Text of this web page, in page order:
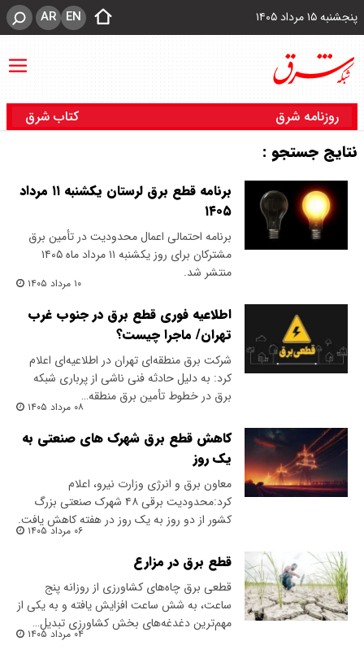
پنجشنبه ۱۵ مرداد ۱۴۰۵ EN
AR
روزنامه شرق کتاب شرق
نتایج جستجو :
برنامه قطع برق لرستان یکشنبه ۱۱ مرداد
۱۴۰۵
برنامه احتمالی اعمال محدودیت در تأمین برق
مشترکان برای روز یکشنبه ۱۱ مرداد ماه ۱۴۰۵
منتشر شد.
۱۰ مرداد ۱۴۰۵
اطلاعیه فوری قطع برق در جنوب غرب
تهران/ ماجرا چیست؟
شرکت برق منطقه‌ای تهران در اطلاعیه‌ای اعلام
کرد: به دلیل حادثه فنی ناشی از پرباری شبکه
برق در خطوط تأمین برق منطقه…
۰۸ مرداد ۱۴۰۵
کاهش قطع برق شهرک های صنعتی به
یک روز
معاون برق و انرژی وزارت نیرو، اعلام
کرد:محدودیت برقی ۴۸ شهرک صنعتی بزرگ
کشور از دو روز به یک روز در هفته کاهش یافت.
۰۶ مرداد ۱۴۰۵
قطع برق در مزارع
قطعی برق چاه‌های کشاورزی از روزانه پنج
ساعت، به شش ساعت افزایش یافته و به یکی از
مهم‌ترین دغدغه‌های بخش کشاورزی تبدیل…
۰۴ مرداد ۱۴۰۵